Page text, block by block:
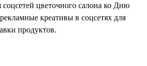
соцсетей цветочного салона ко Дню
креативы в соцсетях для
продуктов.